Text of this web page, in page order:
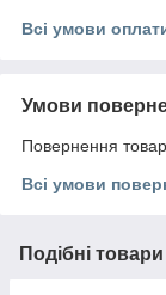
Всі умови
Умови
Повернення
Всі умови
Подібні